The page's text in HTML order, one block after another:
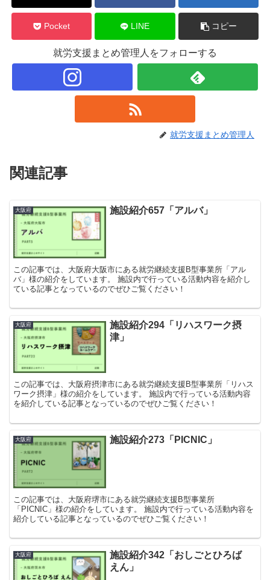
Pocket LINE コピー
就労支援まとめ管理人をフォローする
就労支援まとめ管理人
関連記事
大阪府 施設紹介657「アルバ」
この記事では、大阪府大阪市にある就労継続支援B型事業所「アル
バ」様の紹介をしています。 施設内で行っている活動内容を紹介し
ている記事となっているのでぜひご覧ください！
大阪府
施設紹介294「リハスワーク摂
津」
この記事では、大阪府摂津市にある就労継続支援B型事業所「リハス
ワーク摂津」様の紹介をしています。 施設内で行っている活動内容
を紹介している記事となっているのでぜひご覧ください！
大阪府 施設紹介273「PICNIC」
この記事では、大阪府堺市にある就労継続支援B型事業所
「PICNIC」様の紹介をしています。 施設内で行っている活動内容を
紹介している記事となっているのでぜひご覧ください！
大阪府
施設紹介342「おしごとひろば
えん」